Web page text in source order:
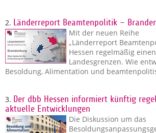
2. Länderreport Beamtenpolitik –
Mit der neuen Reihe
„Länderreport
Hessen regelmäßig
Landesgrenzen. Wie
Besoldung, Alimentation und
3. Der dbb Hessen informiert künftig
aktuelle Entwicklungen
Die Diskussion um das